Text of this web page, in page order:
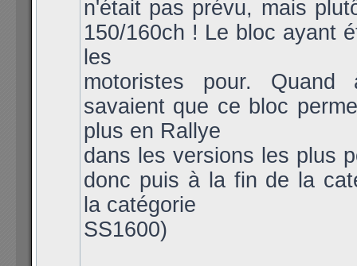
n'était pas prévu, mais
150/160ch ! Le bloc ayant
les
motoristes pour.
savaient que ce bloc
plus en Rallye
dans les versions les plus
donc puis à la fin de la
la catégorie
SS1600)